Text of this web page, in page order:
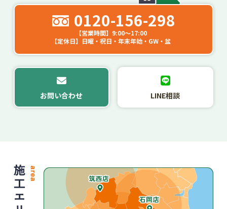
取り扱いの確保のために必要な教育を実施しま
６．クッキー（Cookie）の利用
当サイトではクッキー（Cookie）を利用しており
ます。クッキー（Cookie）を使用する目的はお客
様が当サイトを再訪された際に便利にお使い頂く
ことを目的に使用しており、お客様のプライバシ
本プライバシーポリシーは当サイト内にのみ適用
されます。当サイトからリンクの張られている他
のサイトでの個人情報保護についてはリンク先の
プライバシーポリシーによって行われます。
0120-156-298
【営業時間】9:00～17:00
【定休日】日曜・祝日・年末年始・GW・盆
お問い合わせ LINE相談